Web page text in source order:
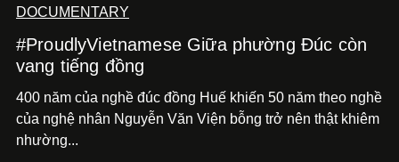
DOCUMENTARY
#ProudlyVietnamese Giữa phường Đúc còn
vang tiếng đồng
400 năm của nghề đúc đồng Huế khiến 50 năm theo nghề
của nghệ nhân Nguyễn Văn Viện bỗng trở nên thật khiêm
nhường...